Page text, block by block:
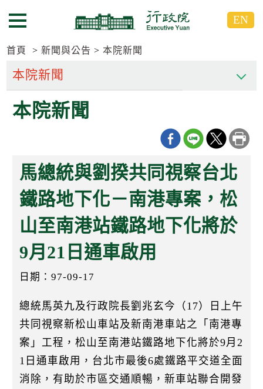
到
要
區
到
要
區
選單按鈕 EN
首頁 新聞與公告 本院新聞
本院新聞
馬總統與劉揆共同視察台北
鐵路地下化－南港專案，松
山至南港站鐵路地下化將於
9月21日通車啟用
日期：97-09-17
總統馬英九及行政院長劉兆玄今（17）日上午
共同視察新松山車站及新南港車站之「南港專
案」工程，松山至南港站鐵路地下化將於9月2
1日通車啟用，台北市最後6處鐵路平交道全面
消除，有助於市區交通順暢，新車站聯合開發